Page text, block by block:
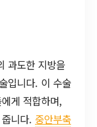
과도한 지방을
입니다. 이 수술
게 적합하며,
니다. 중안부축